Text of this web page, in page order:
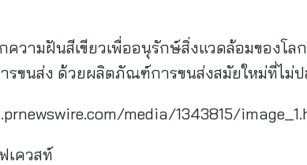
ความฝันสีเขียวเพื่ออนุรักษ์สิ่งแวดล้อมของโล
รขนส่ง ด้วยผลิตภัณฑ์การขนส่งสมัยใหม่ที่ไม่
media/1343815/
เควสท์